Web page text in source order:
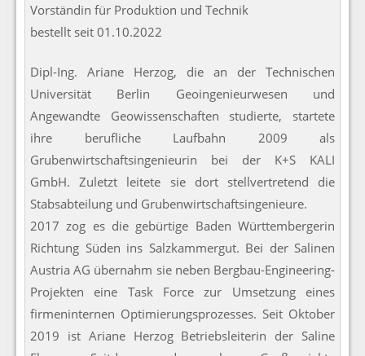
Vorständin für Produktion und Technik
bestellt seit 01.10.2022
Dipl-Ing. Ariane Herzog, die an der Technischen
Universität Berlin Geoingenieurwesen und
Angewandte Geowissenschaften studierte, startete
ihre berufliche Laufbahn 2009 als
Grubenwirtschaftsingenieurin bei der K+S KALI
GmbH. Zuletzt leitete sie dort stellvertretend die
Stabsabteilung und Grubenwirtschaftsingenieure.
2017 zog es die gebürtige Baden Württembergerin
Richtung Süden ins Salzkammergut. Bei der Salinen
Austria AG übernahm sie neben Bergbau-Engineering-
Projekten eine Task Force zur Umsetzung eines
firmeninternen Optimierungsprozesses. Seit Oktober
2019 ist Ariane Herzog Betriebsleiterin der Saline